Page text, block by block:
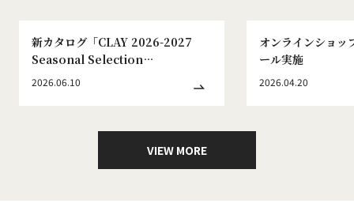
新カタログ「CLAY 2026-2027
Seasonal Selection
WINTER&SPRING No.186」発刊
2026.06.10
オンラインショッ
ール実施
2026.04.20
VIEW MORE